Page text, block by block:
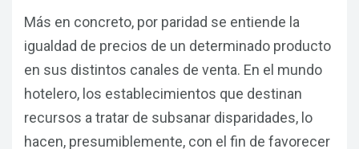
Más en concreto, por paridad se entiende la
igualdad de precios de un determinado producto
en sus distintos canales de venta. En el mundo
hotelero, los establecimientos que destinan
recursos a tratar de subsanar disparidades, lo
hacen, presumiblemente, con el fin de favorecer